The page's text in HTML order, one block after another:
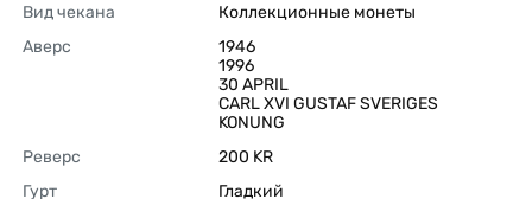
Вид чекана
Коллекционные монеты
Аверс
1946
1996
30 APRIL
CARL XVI GUSTAF SVERIGES
KONUNG
Реверс
200 KR
Гурт
Гладкий